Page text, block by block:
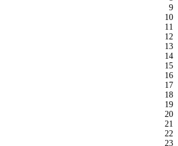
9
10
11
12
13
14
15
16
17
18
19
20
21
22
23